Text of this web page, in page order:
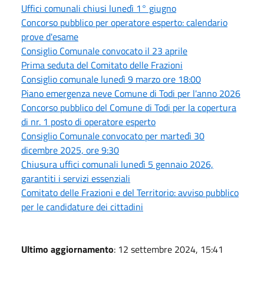
Uffici comunali chiusi lunedì 1° giugno
Concorso pubblico per operatore esperto: calendario
prove d'esame
Consiglio Comunale convocato il 23 aprile
Prima seduta del Comitato delle Frazioni
Consiglio comunale lunedì 9 marzo ore 18:00
Piano emergenza neve Comune di Todi per l'anno 2026
Concorso pubblico del Comune di Todi per la copertura
di nr. 1 posto di operatore esperto
Consiglio Comunale convocato per martedì 30
dicembre 2025, ore 9:30
Chiusura uffici comunali lunedì 5 gennaio 2026,
garantiti i servizi essenziali
Comitato delle Frazioni e del Territorio: avviso pubblico
per le candidature dei cittadini
Ultimo aggiornamento: 12 settembre 2024, 15:41